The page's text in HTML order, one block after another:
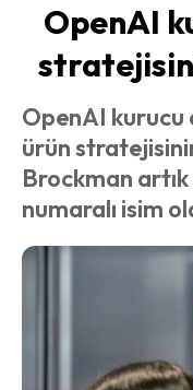
OpenAI
OpenAI kurucu
ürün
Brockman
numaralı isim